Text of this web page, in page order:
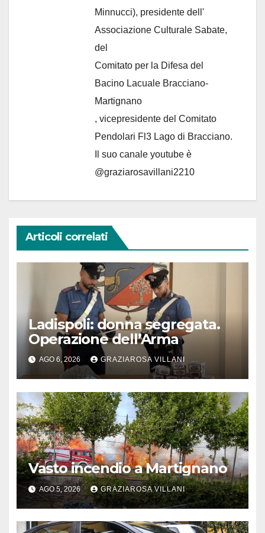
Minnucci), presidente dell'
Associazione Culturale Sabate,
del
Comitato per la Difesa del
Bacino Lacuale Bracciano-
Martignano
, vicepresidente del Comitato
Pendolari Fl3 Lago di Bracciano.
Il suo canale youtube è
@graziarosavillani2210
Articoli correlati
Ladispoli: donna segregata.
Operazione dell’Arma
AGO 6, 2026 GRAZIAROSA VILLANI
Vasto incendio a Martignano
AGO 5, 2026 GRAZIAROSA VILLANI